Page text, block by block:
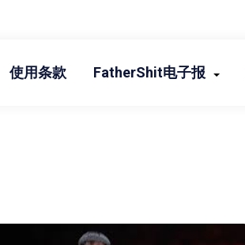
使用条款 FatherShit电子报